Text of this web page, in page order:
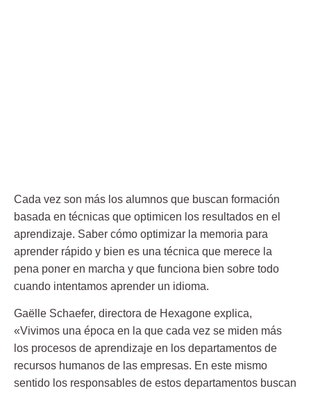
Cada vez son más los alumnos que buscan formación
basada en técnicas que optimicen los resultados en el
aprendizaje. Saber cómo optimizar la memoria para
aprender rápido y bien es una técnica que merece la
pena poner en marcha y que funciona bien sobre todo
cuando intentamos aprender un idioma.
Gaëlle Schaefer, directora de Hexagone explica,
«Vivimos una época en la que cada vez se miden más
los procesos de aprendizaje en los departamentos de
recursos humanos de las empresas. En este mismo
sentido los responsables de estos departamentos buscan